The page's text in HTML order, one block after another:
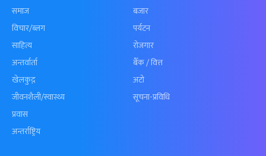
समाज
विचार/ब्लग
साहित्य
अन्तर्वार्ता
खेलकुद़़
जीवनशैली/स्वास्थ्य
प्रवास
अन्तर्राष्ट्रिय
बजार
पर्यटन
रोजगार
बैँक / वित्त
अटो
सूचना-प्रविधि